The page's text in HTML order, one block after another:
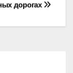
дорогах